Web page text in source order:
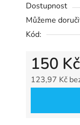
0,0
z
5
Dostupnost
Můžeme
Kód:
150 Kč
123,97 Kč